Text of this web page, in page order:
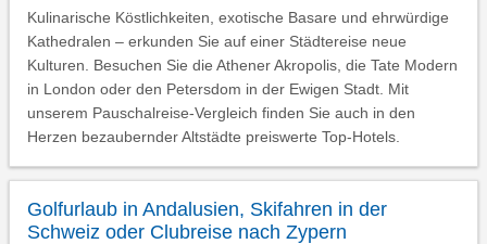
Kulinarische Köstlichkeiten, exotische Basare und ehrwürdige
Kathedralen – erkunden Sie auf einer Städtereise neue
Kulturen. Besuchen Sie die Athener Akropolis, die Tate Modern
in London oder den Petersdom in der Ewigen Stadt. Mit
unserem Pauschalreise-Vergleich finden Sie auch in den
Herzen bezaubernder Altstädte preiswerte Top-Hotels.
Golfurlaub in Andalusien, Skifahren in der
Schweiz oder Clubreise nach Zypern